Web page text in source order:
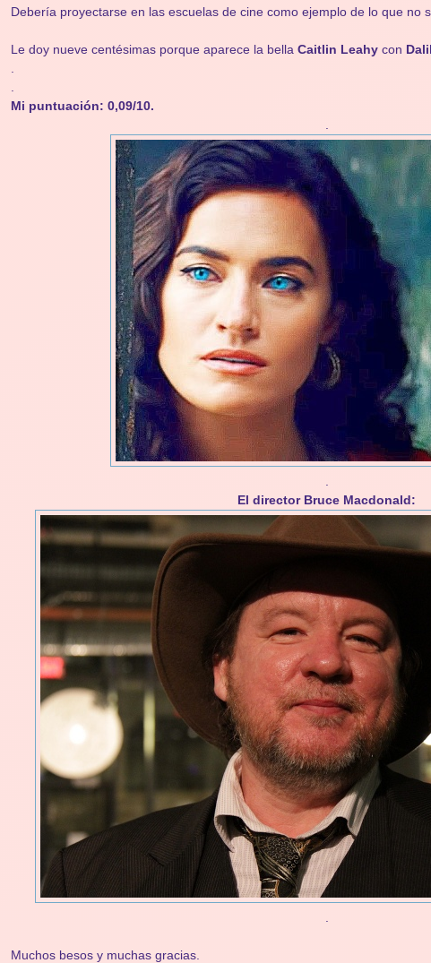
Debería proyectarse en las escuelas de cine como ejemplo de lo que no
Le doy nueve centésimas porque aparece la bella Caitlin Leahy con
Mi puntuación: 0,09/10.
El director Bruce Macdonald:
Muchos besos y muchas gracias.